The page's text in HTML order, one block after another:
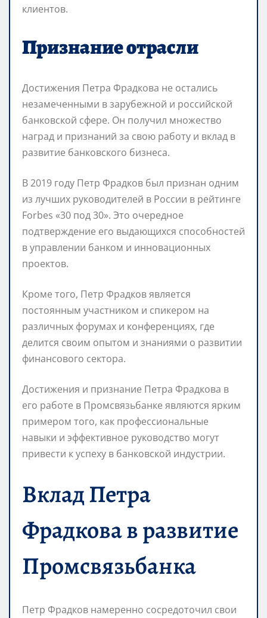
клиентов.
Признание отрасли
Достижения Петра Фрадкова не остались
незамеченными в зарубежной и российской
банковской сфере. Он получил множество
наград и признаний за свою работу и вклад в
развитие банковского бизнеса.
В 2019 году Петр Фрадков был признан одним
из лучших руководителей в России в рейтинге
Forbes «30 под 30». Это очередное
подтверждение его выдающихся способностей
в управлении банком и инновационных
проектов.
Кроме того, Петр Фрадков является
постоянным участником и спикером на
различных форумах и конференциях, где
делится своим опытом и знаниями о развитии
финансового сектора.
Достижения и признание Петра Фрадкова в
его работе в Промсвязьбанке являются ярким
примером того, как профессиональные
навыки и эффективное руководство могут
привести к успеху в банковской индустрии.
Вклад Петра
Фрадкова в развитие
Промсвязьбанка
Петр Фрадков намеренно сосредоточил свои